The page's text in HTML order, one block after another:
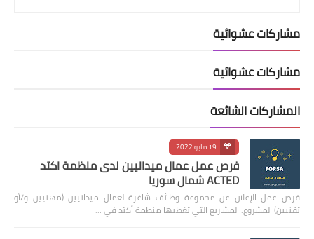
مشاركات عشوائية
مشاركات عشوائية
المشاركات الشائعة
19 مايو 2022
فرص عمل عمال ميدانيين لدى منظمة اكتد
ACTED شمال سوريا
فرص عمل الإعلان عن مجموعة وظائف شاغرة لعمال ميدانيين (مهنيين و/أو
تقنيين) المشروع: المشاريع التي تغطيها منظمة أكتد في …